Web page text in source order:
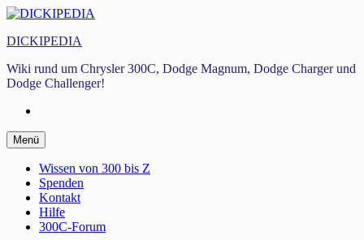
Zum
springen
DICKIPEDIA
Wiki rund um Chrysler 300C, Dodge Magnum, Dodge Charger und
Dodge Challenger!
Menü Zum
Inhalt
springen
Wissen von 300 bis Z
Spenden
Kontakt
Hilfe
300C-Forum